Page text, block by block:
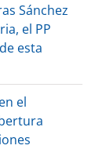
Sánchez
el PP
esta
el